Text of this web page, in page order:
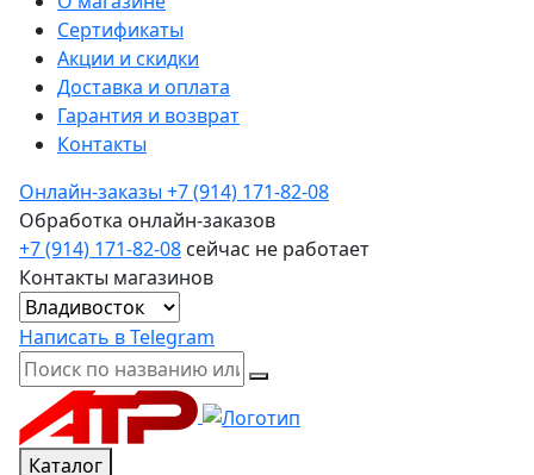
Сертификаты
Акции и скидки
Доставка и оплата
Гарантия и возврат
Контакты
Онлайн-заказы +7 (914) 171-82-08
Обработка онлайн-заказов
+7 (914) 171-82-08 сейчас не работает
Контакты магазинов
Написать в Telegram
Каталог